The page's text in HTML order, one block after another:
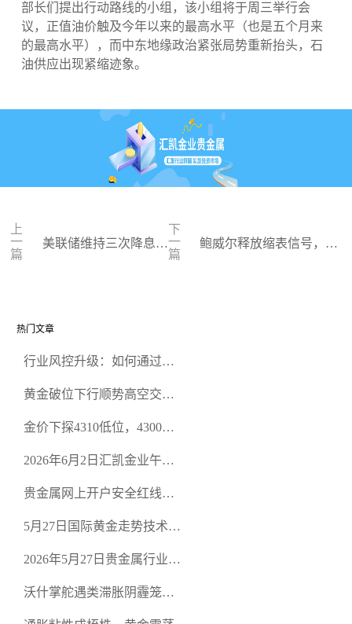
部长们提出行动路线的小组，该小组将于周三举行会
议，正值油价触及今年以来的最高水平（也是五个月来
的最高水平），而中东地缘政治紧张局势重新抬头，石
油供应出现紧缩迹象。
上
一
篇
美联储维持三次降息，
下
一
篇
鲍威尔释放缩表信号，六
热门文章
行业风控升级：如何通过正
规黄金开户交易平台？
黄金破位下行顺势高空交易
金价下探4310低位，4300关
2026年6月2日汇凯金业午盘
空头清算算法如何布防？
贵金属网上开户安全红线：
恶意洗盘陷阱
5月27日国际黄金走势技术盘
规黄金平台全方位行情解析
2026年5月27日贵金属行业新
正规贵金属开户平台迎开户
热潮
沃什掌舵遇类滞胀阴霾笼